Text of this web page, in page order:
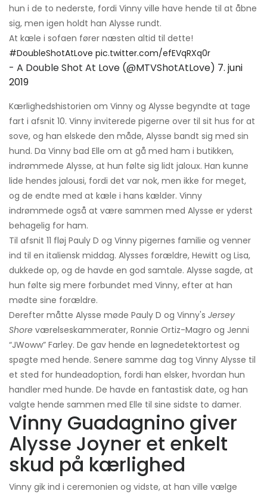
hun i de to nederste, fordi Vinny ville have hende til at åbne
sig, men igen holdt han Alysse rundt.
At kæle i sofaen fører næsten altid til dette!
#DoubleShotAtLove pic.twitter.com/efEVqRXq0r
- A Double Shot At Love (@MTVShotAtLove) 7. juni
2019
Kærlighedshistorien om Vinny og Alysse begyndte at tage
fart i afsnit 10. Vinny inviterede pigerne over til sit hus for at
sove, og han elskede den måde, Alysse bandt sig med sin
hund. Da Vinny bad Elle om at gå med ham i butikken,
indrømmede Alysse, at hun følte sig lidt jaloux. Han kunne
lide hendes jalousi, fordi det var nok, men ikke for meget,
og de endte med at kæle i hans kælder. Vinny
indrømmede også at være sammen med Alysse er yderst
behagelig for ham.
Til afsnit 11 fløj Pauly D og Vinny pigernes familie og venner
ind til en italiensk middag. Alysses forældre, Hewitt og Lisa,
dukkede op, og de havde en god samtale. Alysse sagde, at
hun følte sig mere forbundet med Vinny, efter at han
mødte sine forældre.
Derefter måtte Alysse møde Pauly D og Vinny's Jersey
Shore værelseskammerater, Ronnie Ortiz-Magro og Jenni
“JWoww” Farley. De gav hende en løgnedetektortest og
spøgte med hende. Senere samme dag tog Vinny Alysse til
et sted for hundeadoption, fordi han elsker, hvordan hun
handler med hunde. De havde en fantastisk date, og han
valgte hende sammen med Elle til sine sidste to damer.
Vinny Guadagnino giver
Alysse Joyner et enkelt
skud på kærlighed
Vinny gik ind i ceremonien og vidste, at han ville vælge